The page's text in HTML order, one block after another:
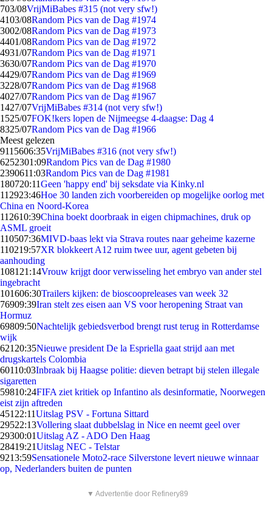
703/08VrijMiBabes #315 (not very sfw!)
4103/08Random Pics van de Dag #1974
3002/08Random Pics van de Dag #1973
4401/08Random Pics van de Dag #1972
4931/07Random Pics van de Dag #1971
3630/07Random Pics van de Dag #1970
4429/07Random Pics van de Dag #1969
3228/07Random Pics van de Dag #1968
4027/07Random Pics van de Dag #1967
1427/07VrijMiBabes #314 (not very sfw!)
1525/07FOK!kers lopen de Nijmeegse 4-daagse: Dag 4
8325/07Random Pics van de Dag #1966
Meest gelezen
9115606:35VrijMiBabes #316 (not very sfw!)
6252301:09Random Pics van de Dag #1980
2390611:03Random Pics van de Dag #1981
180720:11Geen 'happy end' bij seksdate via Kinky.nl
112923:46Hoe 30 landen zich voorbereiden op mogelijke oorlog met
China en Noord-Korea
112610:39China boekt doorbraak in eigen chipmachines, druk op
ASML groeit
110507:36MIVD-baas lekt via Strava routes naar geheime kazerne
110219:57XR blokkeert A12 ruim twee uur, agent gebeten bij
aanhouding
1081 21:14Vrouw krijgt door verwisseling het embryo van ander stel
ingebracht
101606:30Trailers kijken: de bioscoopreleases van week 32
76909:39Iran stelt zes eisen aan VS voor heropening Straat van
Hormuz
69809:50Nachtelijk gebiedsverbod brengt rust terug in Rotterdamse
wijk
621 20:35Nieuwe president De la Espriella gaat strijd aan met
drugskartels Colombia
60110:03Inbraak bij Haagse politie: dieven betrapt bij stelen illegale
sigaretten
59810:24FIFA ziet kritiek op Infantino als desinformatie, Noorwegen
eist zijn aftreden
451 22:11Uitslag PSV - Fortuna Sittard
29522:13Vollering slaat dubbelslag in Nice en neemt geel over
29300:01Uitslag AZ - ADO Den Haag
28419:21Uitslag NEC - Telstar
9213:59Sensationele Moto2-race Silverstone levert nieuwe winnaar
op, Nederlanders buiten de punten
▼ Advertentie door Refinery89